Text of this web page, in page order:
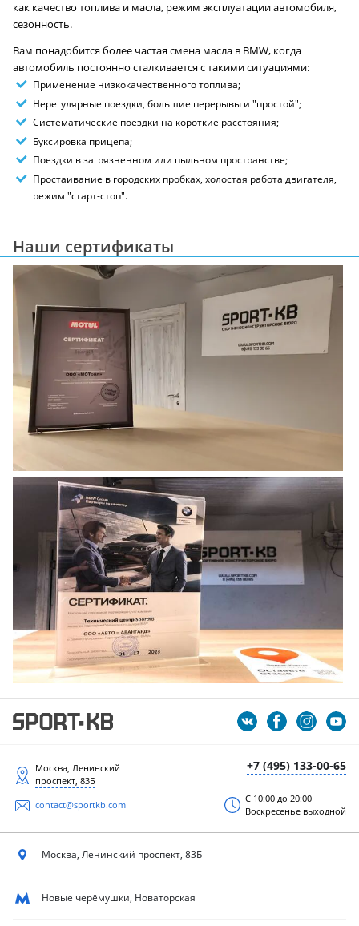
как качество топлива и масла, режим эксплуатации автомобиля,
сезонность.
Вам понадобится более частая смена масла в BMW, когда
автомобиль постоянно сталкивается с такими ситуациями:
Применение низкокачественного топлива;
Нерегулярные поездки, большие перерывы и "простой";
Систематические поездки на короткие расстояния;
Буксировка прицепа;
Поездки в загрязненном или пыльном пространстве;
Простаивание в городских пробках, холостая работа двигателя,
режим "старт-стоп".
Наши сертификаты
+7 (495) 133-00-65
Москва, Ленинский
проспект, 83Б
contact@sportkb.com
С 10:00 до 20:00
Воскресенье выходной
Москва, Ленинский проспект, 83Б
Новые черёмушки, Новаторская